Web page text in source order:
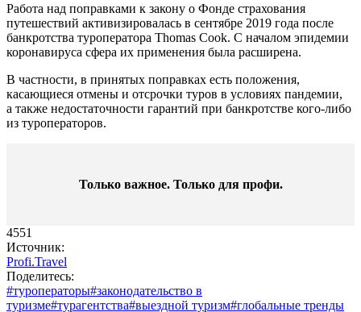
Работа над поправками к закону о Фонде страхования
путешествий активизировалась в сентябре 2019 года после
банкротства туроператора Thomas Cook. С началом эпидемии
коронавируса сфера их применения была расширена.
В частности, в принятых поправках есть положения,
касающиеся отмены и отсрочки туров в условиях пандемии,
а также недостаточности гарантий при банкротстве кого-либо
из туроператоров.
Только важное. Только для профи.​
4551
Источник:
Profi.Travel
Поделитесь:
#туроператоры#законодательство в
туризме#турагентства#выездной туризм#глобальные тренды